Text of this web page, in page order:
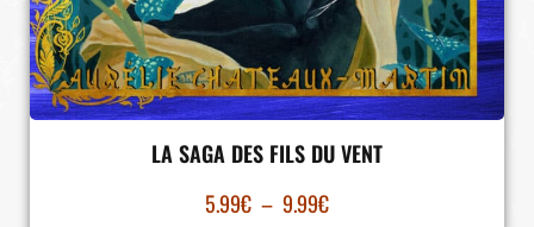
LA SAGA DES FILS DU VENT
5.99€ – 9.99€